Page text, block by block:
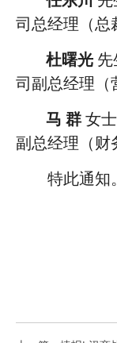
司总经理（总
杜曙光 先
司副总经理（
马 群 女
副总经理（财
特此通知。